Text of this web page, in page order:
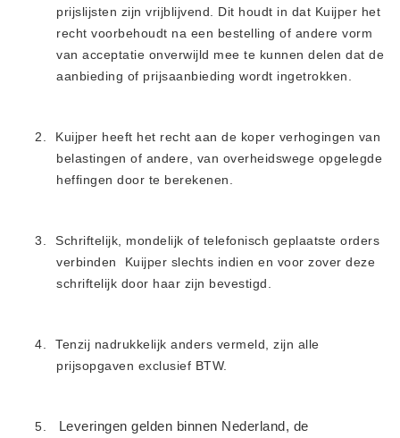
Houtkrullen Oranje (7)
Rapsodie (4)
Rapsodie miscanthus (9)
Zouthandel
AXAL® Pro Tabletten (6)
Bitterzout Epsom (6)
Dooikorrel Ureum (11)
Strooizout (23)
Strooizout BigBags (6)
Zoutstrooiers (9)
prijslijsten zijn vrijblijvend. Dit houdt in dat Kuijper het
recht voorbehoudt na een bestelling of andere vorm
van acceptatie onverwijld mee te kunnen delen dat de
aanbieding of prijsaanbieding wordt ingetrokken
2.
Kuijper heeft het recht aan de koper verhogingen van
belastingen of andere, van overheidswege opgelegde
heffingen door te berekenen.
3.
Schriftelijk, mondelijk of telefonisch geplaatste orders
verbinden
Kuijper slechts indien en voor zover deze
schriftelijk door haar zijn bevestigd.
4.
Tenzij nadrukkelijk anders vermeld, zijn alle
prijsopgaven exclusief BTW.
5.
Leveringen gelden binnen Nederland, de